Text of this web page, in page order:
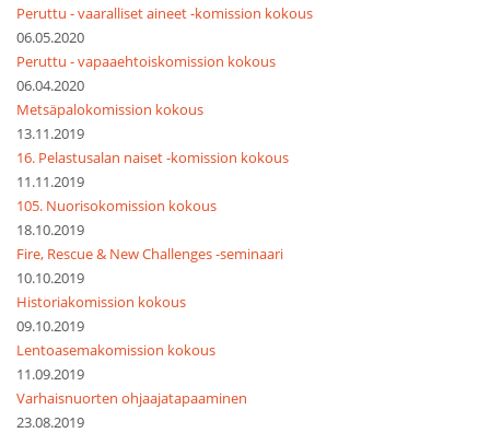
Peruttu - vaaralliset aineet -komission kokous
06.05.2020
Peruttu - vapaaehtoiskomission kokous
06.04.2020
Metsäpalokomission kokous
13.11.2019
16. Pelastusalan naiset -komission kokous
11.11.2019
105. Nuorisokomission kokous
18.10.2019
Fire, Rescue & New Challenges -seminaari
10.10.2019
Historiakomission kokous
09.10.2019
Lentoasemakomission kokous
11.09.2019
Varhaisnuorten ohjaajatapaaminen
23.08.2019